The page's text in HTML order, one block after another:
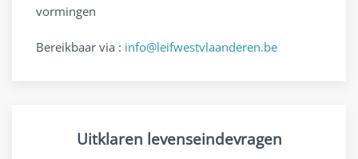
vormingen
Bereikbaar via : info@leifwestvlaanderen.be
Uitklaren levenseindevragen